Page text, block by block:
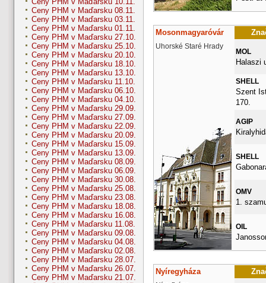
Ceny PHM v Maďarsku 08.11.
Ceny PHM v Maďarsku 03.11.
Ceny PHM v Maďarsku 01.11.
Ceny PHM v Maďarsku 27.10.
Ceny PHM v Maďarsku 25.10.
Ceny PHM v Maďarsku 20.10.
Ceny PHM v Maďarsku 18.10.
Ceny PHM v Maďarsku 13.10.
Ceny PHM v Maďarsku 11.10.
Ceny PHM v Maďarsku 06.10.
Ceny PHM v Maďarsku 04.10.
Ceny PHM v Maďarsku 29.09.
Ceny PHM v Maďarsku 27.09.
Ceny PHM v Maďarsku 22.09.
Ceny PHM v Maďarsku 20.09.
Ceny PHM v Maďarsku 15.09.
Ceny PHM v Maďarsku 13.09.
Ceny PHM v Maďarsku 08.09.
Ceny PHM v Maďarsku 06.09.
Ceny PHM v Maďarsku 30.08.
Ceny PHM v Maďarsku 25.08.
Ceny PHM v Maďarsku 23.08.
Ceny PHM v Maďarsku 18.08.
Ceny PHM v Maďarsku 16.08.
Ceny PHM v Maďarsku 11.08.
Ceny PHM v Maďarsku 09.08.
Ceny PHM v Maďarsku 04.08.
Ceny PHM v Maďarsku 02.08.
Ceny PHM v Maďarsku 28.07.
Ceny PHM v Maďarsku 26.07.
Ceny PHM v Maďarsku 21.07.
Mosonmagyaróvár
Uhorské Staré Hrady
MOL
Halaszi
SHELL
Szent
170.
AGIP
SHELL
OMV
1.
OIL
Nyíregyháza